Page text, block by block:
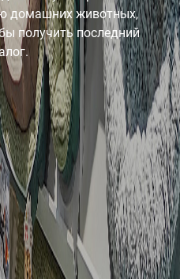
домашних животных,
получить последний